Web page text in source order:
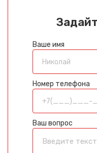
Ваше имя
Номер телефона
Ваш вопрос